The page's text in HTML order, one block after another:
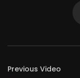
Previous Video